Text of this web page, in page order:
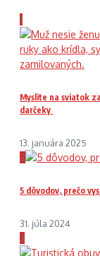
1
Myslite na sviatok
darčeky
13. januára 2025
2
5 dôvodov, prečo
31. júla 2024
3